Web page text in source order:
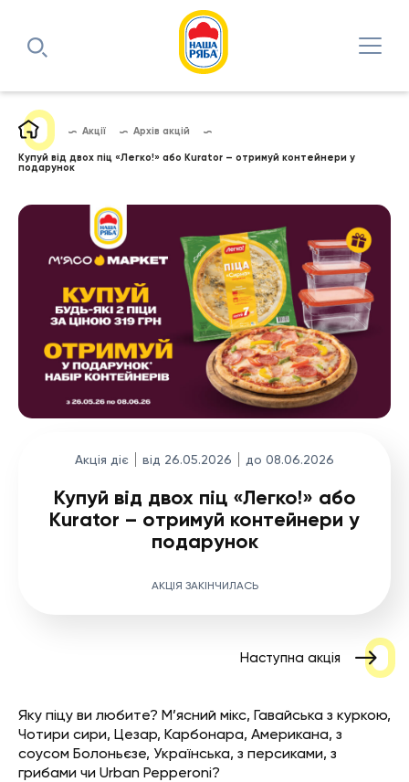
Акції Архів акцій
Купуй від двох піц «Легко!» або Kurator – отримуй контейнери у
подарунок
Акція діє від 26.05.2026 до 08.06.2026
Купуй від двох піц «Легко!» або
Kurator – отримуй контейнери у
подарунок
АКЦІЯ ЗАКІНЧИЛАСЬ
Наступна акція
Яку піцу ви любите? М’ясний мікс, Гавайська з куркою,
Чотири сири, Цезар, Карбонара, Американа, з
соусом Болоньєзе, Українська, з персиками, з
грибами чи Urban Pepperoni?